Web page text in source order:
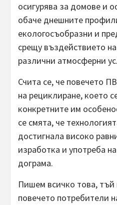
осигурява за домове и
обаче днешните
екологосъобразни и
срещу въздействието
различни атмосферни
Счита се, че повечето
на рециклиране, което
конкретните им
се смята, че
достигнала високо
изработка и употреба
дограма.
Пишем всичко това, тъй
повечето потребители